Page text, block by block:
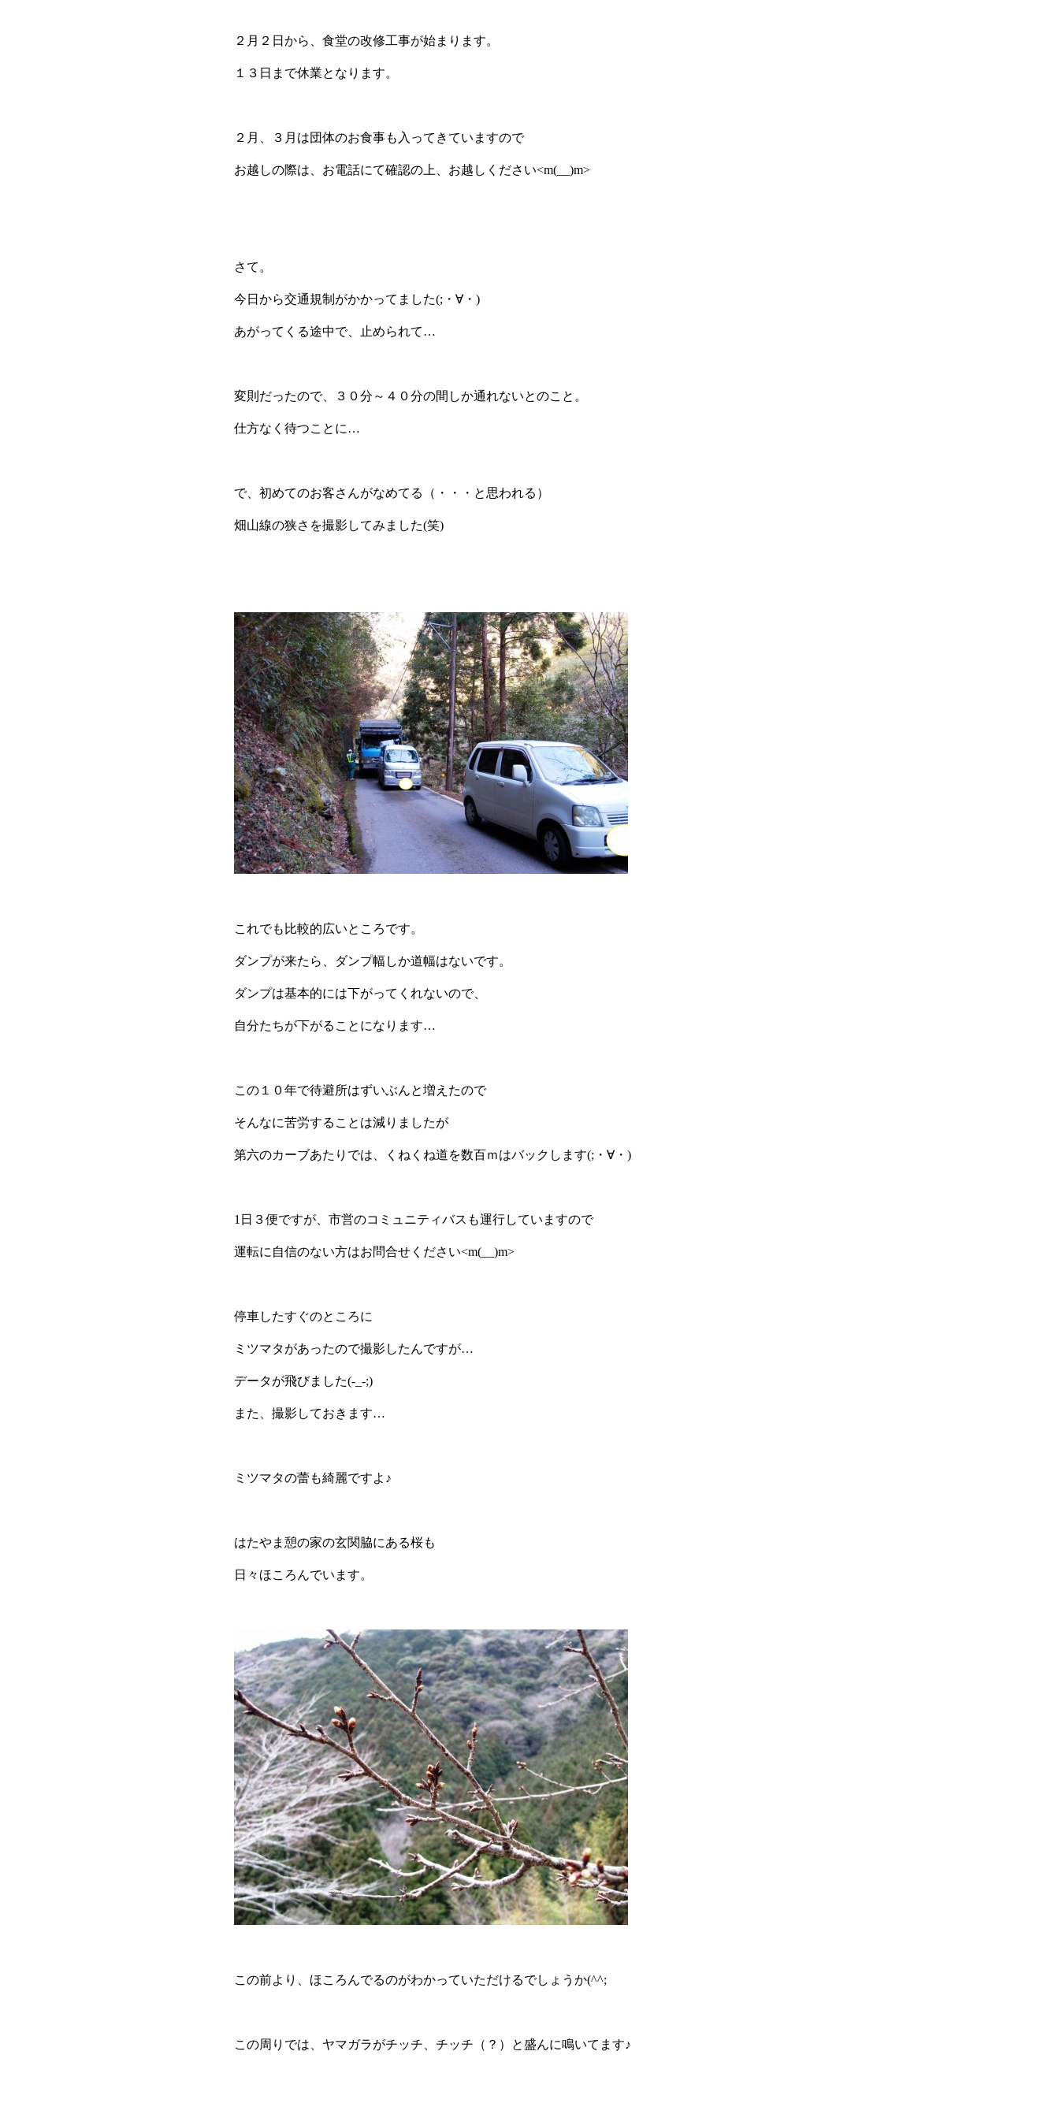
２月２日から、食堂の改修工事が始まります。
１３日まで休業となります。
２月、３月は団体のお食事も入ってきていますので
お越しの際は、お電話にて確認の上、お越しください<m(__)m>
さて。
今日から交通規制がかかってました(;・∀・)
あがってくる途中で、止められて…
変則だったので、３０分～４０分の間しか通れないとのこと。
仕方なく待つことに…
で、初めてのお客さんがなめてる（・・・と思われる）
畑山線の狭さを撮影してみました(笑)
これでも比較的広いところです。
ダンプが来たら、ダンプ幅しか道幅はないです。
ダンプは基本的には下がってくれないので、
自分たちが下がることになります…
この１０年で待避所はずいぶんと増えたので
そんなに苦労することは減りましたが
第六のカーブあたりでは、くねくね道を数百ｍはバックします(;・∀・)
1日３便ですが、市営のコミュニティバスも運行していますので
運転に自信のない方はお問合せください<m(__)m>
停車したすぐのところに
ミツマタがあったので撮影したんですが…
データが飛びました(-_-;)
また、撮影しておきます…
ミツマタの蕾も綺麗ですよ♪
はたやま憩の家の玄関脇にある桜も
日々ほころんでいます。
この前より、ほころんでるのがわかっていただけるでしょうか(^^;
この周りでは、ヤマガラがチッチ、チッチ（？）と盛んに鳴いてます♪